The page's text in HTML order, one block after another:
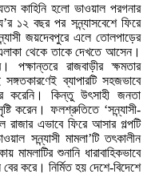
কাহিনি হলো ভাওয়াল পরগনার
১২ বছর পর সন্ন্যাসবেশে ফিরে
জয়দেবপুরে এলে তোলপাড়ের
থেকে তাকে দেখতে আসেন।
পক্ষান্তরে রাজবাড়ীর ক্ষমতার
সঙ্গতকারণেই ব্যাপারটি সহজভাবে
করেনি। কিন্তু উৎসাহী জনতা
করেন। ফলশ্রুতিতে ‘সন্ন্যাসী-
এভাবে ফিরে আসার গল্পটি
সন্ন্যাসী মামলা’টি তৎকালীন
শুনানি ধারাবাহিকভাবে
করে। নির্মিত হয় দেশে-বিদেশে